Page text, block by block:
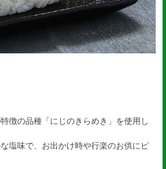
徴の品種「にじのきらめき」を使用し
塩味で、お出かけ時や行楽のお供にピ